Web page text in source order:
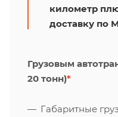
километр
доставку по
Грузовым
20 тонн)*
Габаритные